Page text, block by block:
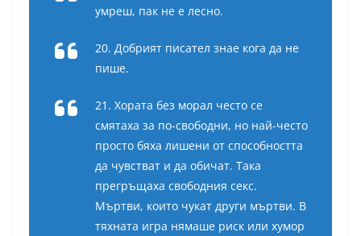
умреш, пак не е лесно.
20. Добрият писател знае кога да не
пише.
21. Хората без морал често се
смятаха за по-свободни, но най-често
просто бяха лишени от способността
да чувстват и да обичат. Така
прегръщаха свободния секс.
Мъртви, които чукат други мъртви. В
тяхната игра нямаше риск или хумор